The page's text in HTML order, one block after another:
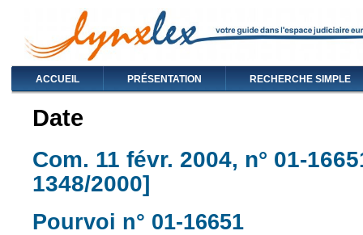
ACCUEIL PRÉSENTATION RECHERCHE SIMPLE
Date
Com. 11 févr. 2004, n° 01-
1348/2000]
Pourvoi n° 01-16651